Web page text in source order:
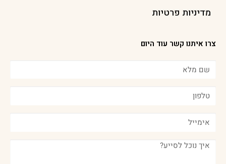
מדיניות פרטיות
צרו איתנו קשר עוד היום